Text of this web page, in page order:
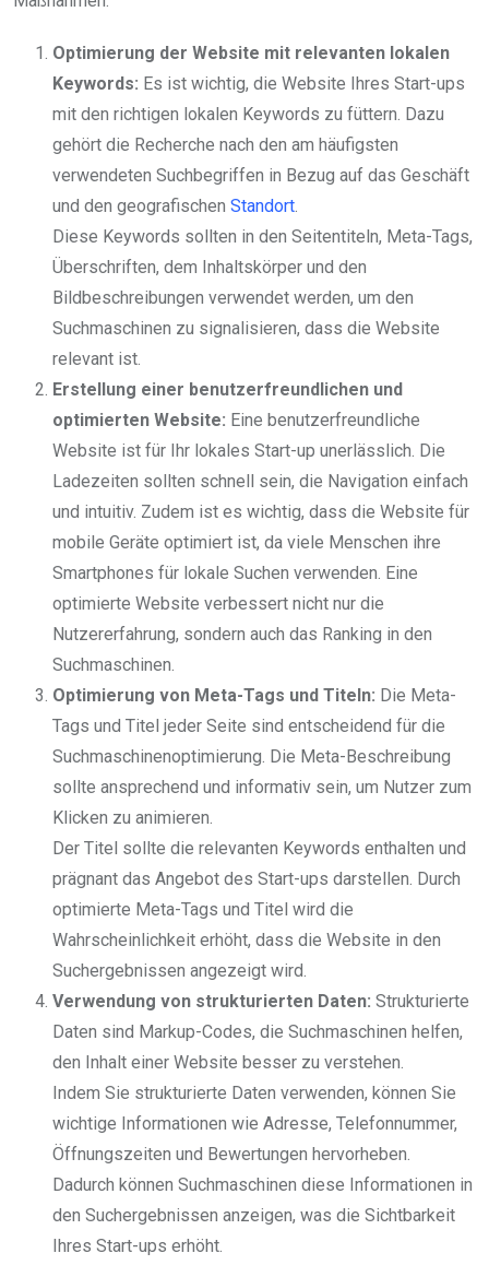
Optimierung der Website mit relevanten lokalen
Keywords: Es ist wichtig, die Website Ihres Start-ups
mit den richtigen lokalen Keywords zu füttern. Dazu
gehört die Recherche nach den am häufigsten
verwendeten Suchbegriffen in Bezug auf das Geschäft
und den geografischen Standort.
Diese Keywords sollten in den Seitentiteln, Meta-Tags,
Überschriften, dem Inhaltskörper und den
Bildbeschreibungen verwendet werden, um den
Suchmaschinen zu signalisieren, dass die Website
relevant ist.
Erstellung einer benutzerfreundlichen und
optimierten Website: Eine benutzerfreundliche
Website ist für Ihr lokales Start-up unerlässlich. Die
Ladezeiten sollten schnell sein, die Navigation einfach
und intuitiv. Zudem ist es wichtig, dass die Website für
mobile Geräte optimiert ist, da viele Menschen ihre
Smartphones für lokale Suchen verwenden. Eine
optimierte Website verbessert nicht nur die
Nutzererfahrung, sondern auch das Ranking in den
Suchmaschinen.
Optimierung von Meta-Tags und Titeln: Die Meta-
Tags und Titel jeder Seite sind entscheidend für die
Suchmaschinenoptimierung. Die Meta-Beschreibung
sollte ansprechend und informativ sein, um Nutzer zum
Klicken zu animieren.
Der Titel sollte die relevanten Keywords enthalten und
prägnant das Angebot des Start-ups darstellen. Durch
optimierte Meta-Tags und Titel wird die
Wahrscheinlichkeit erhöht, dass die Website in den
Suchergebnissen angezeigt wird.
Verwendung von strukturierten Daten: Strukturierte
Daten sind Markup-Codes, die Suchmaschinen helfen,
den Inhalt einer Website besser zu verstehen.
Indem Sie strukturierte Daten verwenden, können Sie
wichtige Informationen wie Adresse, Telefonnummer,
Öffnungszeiten und Bewertungen hervorheben.
Dadurch können Suchmaschinen diese Informationen in
den Suchergebnissen anzeigen, was die Sichtbarkeit
Ihres Start-ups erhöht.